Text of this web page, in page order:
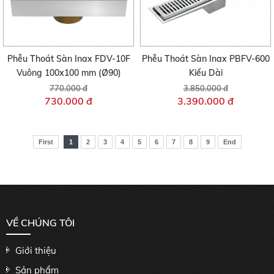
Phễu Thoát Sàn Inax FDV-10F
Vuông 100x100 mm (Ø90)
770.000 đ
730.000 đ
Phễu Thoát Sàn Inax PBFV-600
Kiểu Dài
3.850.000 đ
3.390.000 đ
First 1 2 3 4 5 6 7 8 9 End
VỀ CHÚNG TÔI
Giới thiệu
Sản phẩm